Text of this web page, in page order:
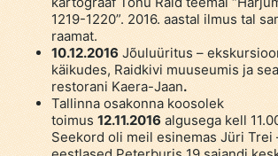
1219-1220”. 2016. aastal ilmus tal
raamat.
10.12.2016Jõuluüritus –
käikudes, Raidkivi muuseumis ja
restorani Kaera-Jaan.
Tallinna osakonna koosolek
toimus12.11.2016algusega kell
Seekord oli meil esinemas Jüri